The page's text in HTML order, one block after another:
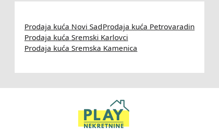
Prodaja kuća Novi SadProdaja kuća Petrovaradin
Prodaja kuća Sremski Karlovci
Prodaja kuća Sremska Kamenica